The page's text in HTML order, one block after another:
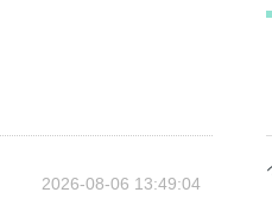
2026-08-06 13:49:04